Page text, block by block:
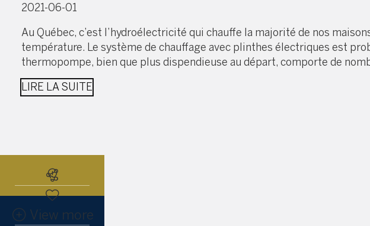
2021-06-01
Au Québec, c’est l’hydroélectricité qui chauffe la majorité de nos
température. Le système de chauffage avec plinthes électriques est
thermopompe, bien que plus dispendieuse au départ, comporte de
LIRE LA SUITE
View more